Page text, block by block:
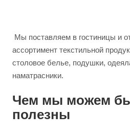
Мы поставляем в гостиницы и
ассортимент текстильной
столовое белье, подушки,
наматрасники.
Чем мы можем
полезны